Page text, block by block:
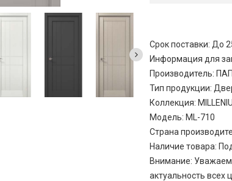
Срок поставки: До
Информация для
Производитель:
Тип продукции:
Коллекция:
Модель: ML-710
Страна
Наличие товара:
Внимание:
актуальность всех